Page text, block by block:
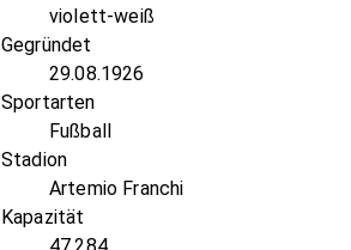
violett-weiß
Gegründet
29.08.1926
Sportarten
Fußball
Stadion
Artemio Franchi
Kapazität